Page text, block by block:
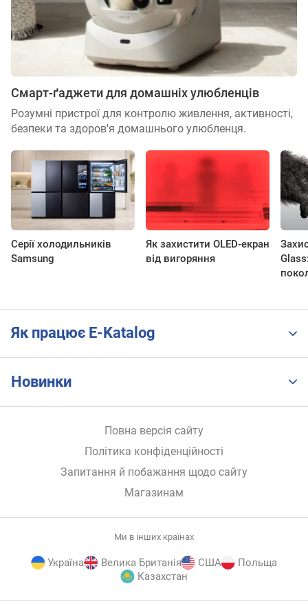
Смарт-ґаджети для домашніх улюбленців
Розумні пристрої для контролю живлення, активності,
безпеки та здоров'я домашнього улюбленця.
Серії холодильників
Samsung
Як захистити OLED-екран
від вигоряння
Як працює E-Katalog
Новинки
Повна версія сайту
Політика конфіденційності
Запитання й побажання щодо сайту
Магазинам
Ми в інших країнах
Україна Велика Британія США
Польща
Казахстан